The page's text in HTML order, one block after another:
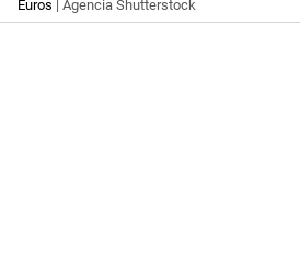
Euros | Agencia Shutterstock